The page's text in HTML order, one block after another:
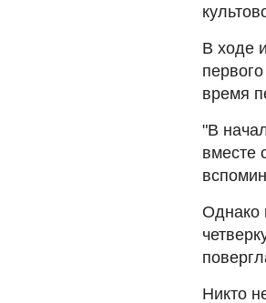
В ходе
время
"В
вместе
Однако
Никто